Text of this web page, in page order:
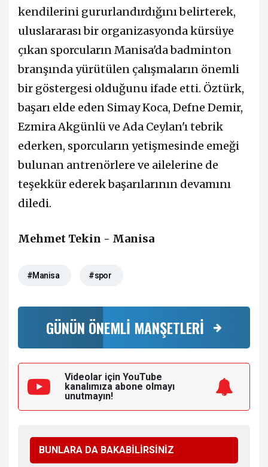
kendilerini gururlandırdığını belirterek,
uluslararası bir organizasyonda kürsüye
çıkan sporcuların Manisa'da badminton
branşında yürütülen çalışmaların önemli
bir göstergesi olduğunu ifade etti. Öztürk,
başarı elde eden Simay Koca, Defne Demir,
Ezmira Akgünlü ve Ada Ceylan'ı tebrik
ederken, sporcuların yetişmesinde emeği
bulunan antrenörlere ve ailelerine de
teşekkür ederek başarılarının devamını
diledi.
Mehmet Tekin - Manisa
#Manisa #spor
GÜNÜN ÖNEMLİ MANŞETLERİ
Videolar için YouTube
kanalımıza abone olmayı
unutmayın!
BUNLARA DA BAKABİLİRSİNİZ